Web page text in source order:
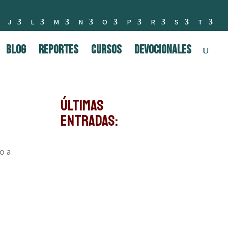
J L M N O P R S T
BLOG Reportes Cursos Devocionales
a
Últimas
Entradas: